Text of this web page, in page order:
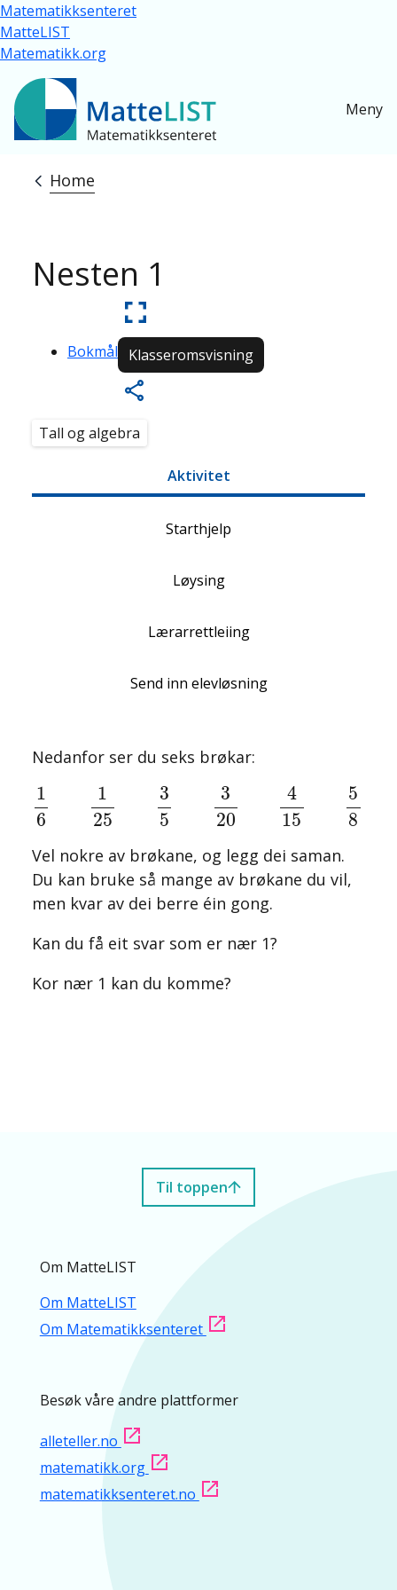
Skip to main content
Matematikksenteret
MatteLIST
Matematikk.org
Meny
Breadcrumb
Home
Nesten 1
Bokmål Klasseromsvisning
Tall og algebra
Aktivitet
Starthjelp
Løysing
Lærarrettleiing
Send inn elevløsning
Nedanfor ser du seks brøkar:
1
6
1
25
3
5
3
20
4
15
5
8
1 5 15
Vel nokre av brøkane, og legg dei saman.
Du kan bruke så mange av brøkane du vil,
men kvar av dei berre éin gong.
Kan du få eit svar som er nær 1?
Kor nær 1 kan du komme?
Til toppen
Om MatteLIST
Om MatteLIST
Om Matematikksenteret
Besøk våre andre plattformer
alleteller.no
matematikk.org
matematikksenteret.no